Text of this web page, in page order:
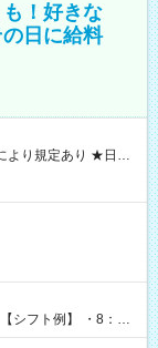
！好きな
日に給料
GET♪ お仕事後はコ
】試